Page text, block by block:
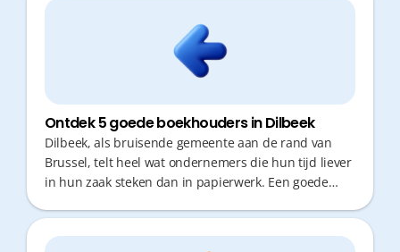
Ontdek 5 goede boekhouders in Dilbeek
Dilbeek, als bruisende gemeente aan de rand van
Brussel, telt heel wat ondernemers die hun tijd liever
in hun zaak steken dan in papierwerk. Een goede
gemoedsrust. Niemand wil wachten op antwoorden
of tijd verliezen in de file. Kies daarom een partner